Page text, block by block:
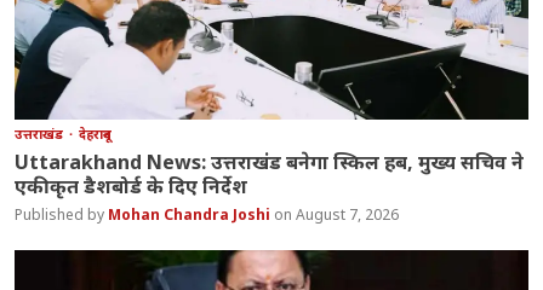
उत्तराखंड देहरादून
Uttarakhand News: उत्तराखंड बनेगा स्किल हब, मुख्य सचिव ने
एकीकृत डैशबोर्ड के दिए निर्देश
Mohan Chandra Joshi August 7, 2026